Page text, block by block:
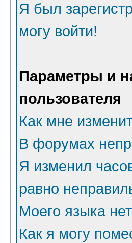
Я был
могу войти!
Параметры и
пользователя
Как мне
В форумах
Я изменил
равно
Моего языка
Как я могу